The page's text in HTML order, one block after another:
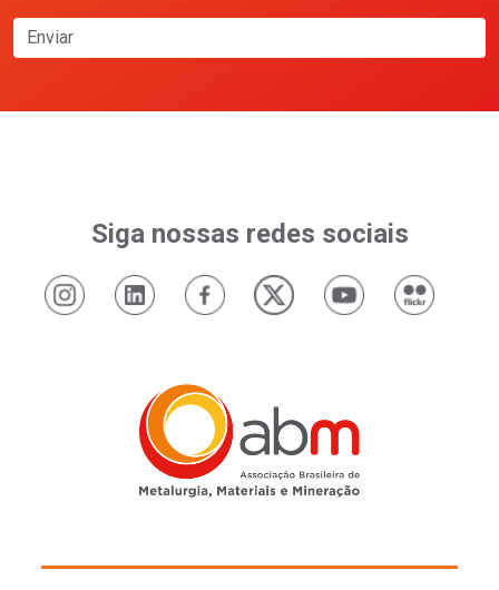
Enviar
Siga nossas redes sociais